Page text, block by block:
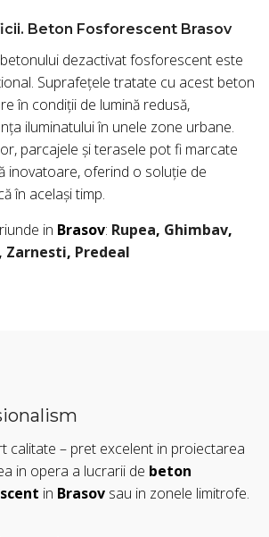
Beton Fosforescent Brasov
dezactivat fosforescent este
Suprafețele tratate cu acest beton
în condiții de lumină redusă,
iluminatului în unele zone urbane.
parcajele și terasele pot fi marcate
inovatoare, oferind o soluție de
în același timp.
in Brasov: Rupea, Ghimbav,
, Zarnesti, Predeal
calitate – pret excelent in proiectarea
in opera a lucrarii de beton
in Brasov sau in zonele limitrofe.